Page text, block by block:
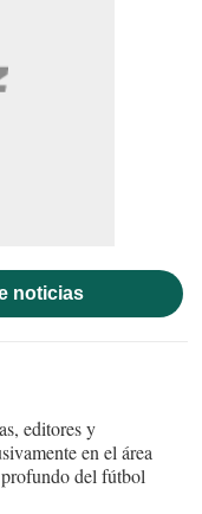
noticias
editores y
en el área
del fútbol